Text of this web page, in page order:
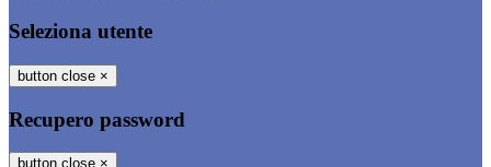
Seleziona utente
button close ×
Recupero password
button close ×